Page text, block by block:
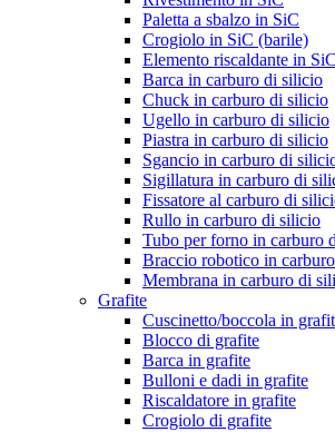
Paletta a sbalzo in SiC
Crogiolo in SiC (barile)
Elemento riscaldante in SiC
Barca in carburo di silicio
Chuck in carburo di silicio
Ugello in carburo di silicio
Piastra in carburo di silicio
Sgancio in carburo di
Sigillatura in carburo di
Fissatore al carburo di
Rullo in carburo di silicio
Tubo per forno in carburo
Braccio robotico in
Membrana in carburo di
Grafite
Cuscinetto/boccola in
Blocco di grafite
Barca in grafite
Bulloni e dadi in grafite
Riscaldatore in grafite
Crogiolo di grafite